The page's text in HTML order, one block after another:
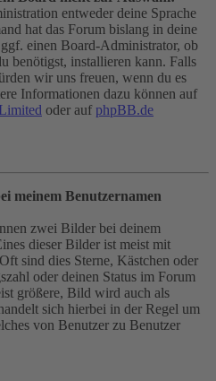
entweder deine Sprache
hat das Forum bislang in deine
ggf. einen Board-Administrator, ob
benötigst, installieren kann. Falls
wir uns freuen, wenn du es
Informationen dazu können auf
oder auf phpBB.de
meinem Benutzernamen
zwei Bilder bei deinem
dieser Bilder ist meist mit
sind dies Sterne, Kästchen oder
oder deinen Status im Forum
größere, Bild wird auch als
sich hierbei in der Regel um
von Benutzer zu Benutzer